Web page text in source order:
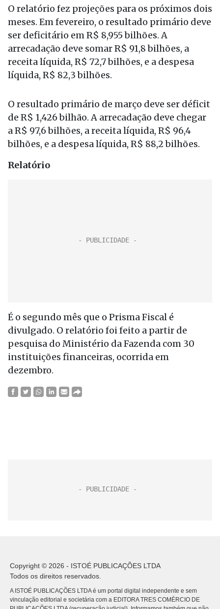
O relatório fez projeções para os próximos dois
meses. Em fevereiro, o resultado primário deve
ser deficitário em R$ 8,955 bilhões. A
arrecadação deve somar R$ 91,8 bilhões, a
receita líquida, R$ 72,7 bilhões, e a despesa
líquida, R$ 82,3 bilhões.
O resultado primário de março deve ser déficit
de R$ 1,426 bilhão. A arrecadação deve chegar
a R$ 97,6 bilhões, a receita líquida, R$ 96,4
bilhões, e a despesa líquida, R$ 88,2 bilhões.
Relatório
É o segundo mês que o Prisma Fiscal é
divulgado. O relatório foi feito a partir de
pesquisa do Ministério da Fazenda com 30
instituições financeiras, ocorrida em
dezembro.
Copyright © 2026 - ISTOÉ PUBLICAÇÕES LTDA
Todos os direitos reservados.
A ISTOÉ PUBLICAÇÕES LTDA é um portal digital independente e sem
vinculação editorial e societária com a EDITORA TRES COMÉRCIO DE